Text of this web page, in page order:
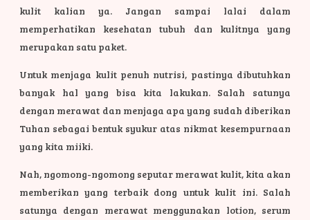
kulit kalian ya. Jangan sampai lalai dalam
memperhatikan kesehatan tubuh dan kulitnya yang
merupakan satu paket.
Untuk menjaga kulit penuh nutrisi, pastinya dibutuhkan
banyak hal yang bisa kita lakukan. Salah satunya
dengan merawat dan menjaga apa yang sudah diberikan
Tuhan sebagai bentuk syukur atas nikmat kesempurnaan
yang kita miiki.
Nah, ngomong-ngomong seputar merawat kulit, kita akan
memberikan yang terbaik dong untuk kulit ini. Salah
satunya dengan merawat menggunakan lotion, serum